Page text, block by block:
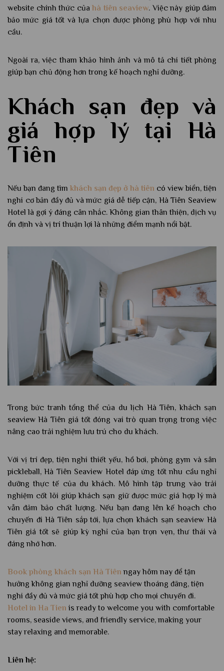
website chính thức của hà tiên seaview. Việc này giúp đảm
bảo mức giá tốt và lựa chọn được phòng phù hợp với nhu
cầu.
Ngoài ra, việc tham khảo hình ảnh và mô tả chi tiết phòng
giúp bạn chủ động hơn trong kế hoạch nghỉ dưỡng.
Khách sạn đẹp và
giá hợp lý tại Hà
Tiên
Nếu bạn đang tìm khách sạn đẹp ở hà tiên có view biển, tiện
nghi cơ bản đầy đủ và mức giá dễ tiếp cận, Hà Tiên Seaview
Hotel là gợi ý đáng cân nhắc. Không gian thân thiện, dịch vụ
ổn định và vị trí thuận lợi là những điểm mạnh nổi bật.
Trong bức tranh tổng thể của du lịch Hà Tiên, khách sạn
seaview Hà Tiên giá tốt đóng vai trò quan trọng trong việc
nâng cao trải nghiệm lưu trú cho du khách.
Với vị trí đẹp, tiện nghi thiết yếu, hồ bơi, phòng gym và sân
pickleball, Hà Tiên Seaview Hotel đáp ứng tốt nhu cầu nghỉ
dưỡng thực tế của du khách. Mô hình tập trung vào trải
nghiệm cốt lõi giúp khách sạn giữ được mức giá hợp lý mà
vẫn đảm bảo chất lượng. Nếu bạn đang lên kế hoạch cho
chuyến đi Hà Tiên sắp tới, lựa chọn khách sạn seaview Hà
Tiên giá tốt sẽ giúp kỳ nghỉ của bạn trọn vẹn, thư thái và
đáng nhớ hơn.
Book phòng khách sạn Hà Tiên ngay hôm nay để tận
hưởng không gian nghỉ dưỡng seaview thoáng đãng, tiện
nghi đầy đủ và mức giá tốt phù hợp cho mọi chuyến đi.
Hotel in Ha Tien is ready to welcome you with comfortable
rooms, seaside views, and friendly service, making your
stay relaxing and memorable.
Liên hệ: